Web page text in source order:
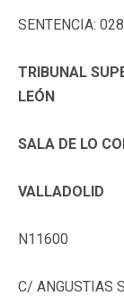
SENTENCIA:
TRIBUNAL
LEÓN
SALA DE LO
VALLADOLID
N11600
C/ ANGUSTIAS